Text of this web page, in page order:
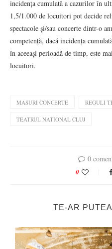
incidența cumulată a cazurilor în
1,5/1.000 de locuitori pot decide
spectacole și/sau concerte dintr-o
competență, dacă incidența
în aceeași perioadă de timp, este
locuitori.
MASURI CONCERTE REGULI
TEATRUL NATIONAL CLUJ
0
0
TE-AR